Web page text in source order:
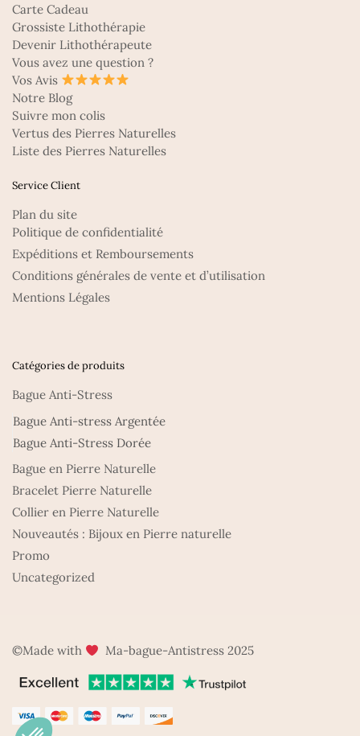
Carte Cadeau
Grossiste Lithothérapie
Devenir Lithothérapeute
Vous avez une question ?
Vos Avis
Notre Blog
Suivre mon colis
Vertus des Pierres Naturelles
Liste des Pierres Naturelles
Service Client
Plan du site
Politique de confidentialité
Expéditions et Remboursements
Conditions générales de vente et d’utilisation
Mentions Légales
Catégories de produits
Bague Anti-Stress
Bague Anti-stress Argentée
Bague Anti-Stress Dorée
Bague en Pierre Naturelle
Bracelet Pierre Naturelle
Collier en Pierre Naturelle
Nouveautés : Bijoux en Pierre naturelle
Promo
Uncategorized
©Made with Ma-bague-Antistress 2025